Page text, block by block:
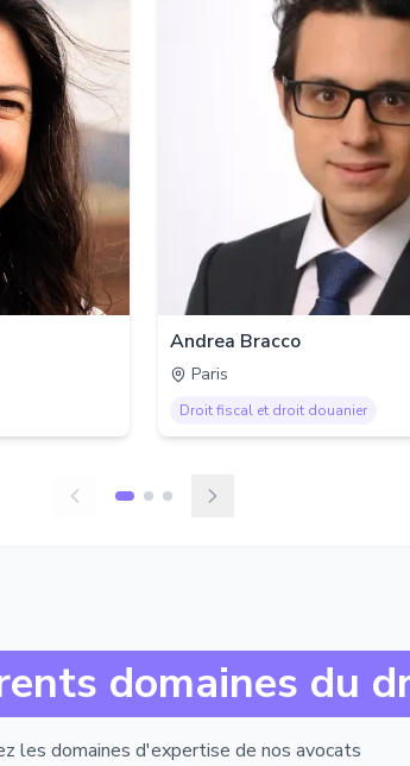
Andrea Bracco
Paris
Droit fiscal et droit douanier
domaines du
les domaines d'expertise de nos avocats